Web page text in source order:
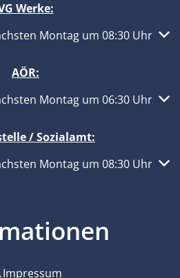
Werke:
oder Schließzeiten
Montag um 08:30 Uhr
AÖR:
oder Schließzeiten
Montag um 06:30 Uhr
/ Sozialamt:
oder Schließzeiten
Montag um 08:30 Uhr
Impressum